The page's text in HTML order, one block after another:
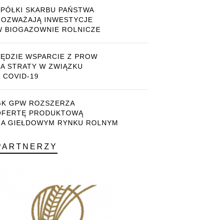
SKARBU PAŃSTWA
INWESTYCJE
BIOGAZOWNIE ROLNICZE
WSPARCIE Z PROW
STRATY W ZWIĄZKU
COVID-19
GPW ROZSZERZA
PRODUKTOWĄ
GIEŁDOWYM RYNKU ROLNYM